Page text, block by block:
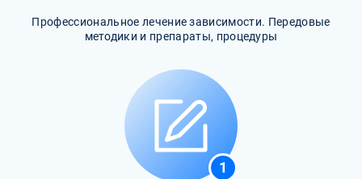
Профессиональное лечение зависимости. Передовые
методики и препараты, процедуры
1